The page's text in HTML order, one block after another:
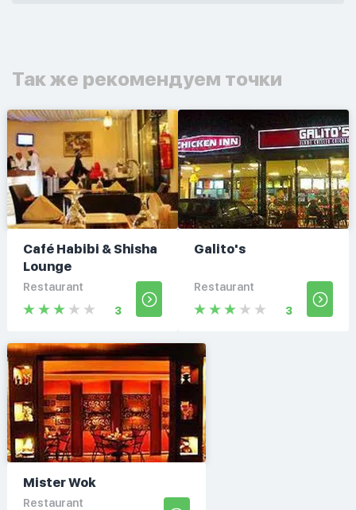
Так же рекомендуем точки
Café Habibi & Shisha
Lounge
Restaurant
3
Galito's
Restaurant
3
Mister Wok
Restaurant